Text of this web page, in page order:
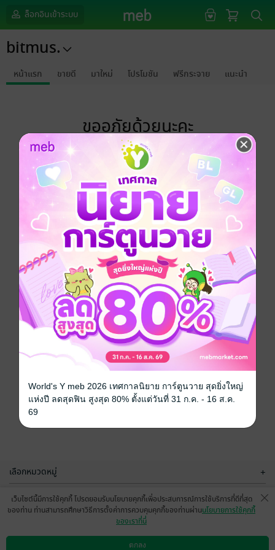
ล็อกอินเข้าระบบ
bitmus.
หน้าแรก ขายดี มาใหม่ โปรโมชัน ฟรีกระจาย แนะนำ
ขออภัยด้วยนะคะ
ไม่พบข้อมูลในหัวข้อที่คุณกำลังชมค่ะ
เลือกหมวดหมู่ +
บริการช่วยเหลือ +
เว็บไซต์นี้มีการใช้คุกกี้ โปรดยอมรับนโยบายคุกกี้เพื่อประสบการณ์การใช้บริการที่ดีที่สุด
ของท่าน ท่านสามารถศึกษาวิธีการตั้งค่าการควบคุมคุกกี้ของท่านผ่านนโยบายการใช้คุกกี้
ของเราที่นี่
ตกลง
World's Y meb 2026 เทศกาลนิยาย การ์ตูนวาย สุดยิ่งใหญ่
แห่งปี ลดสุดฟิน สูงสุด 80% ตั้งแต่วันที่ 31 ก.ค. - 16 ส.ค.
69